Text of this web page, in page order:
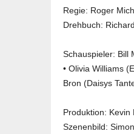
Regie: Roger
Drehbuch:
Schauspieler: Bill
• Olivia Williams
Bron (Daisys
Produktion: Kevin
Szenenbild: